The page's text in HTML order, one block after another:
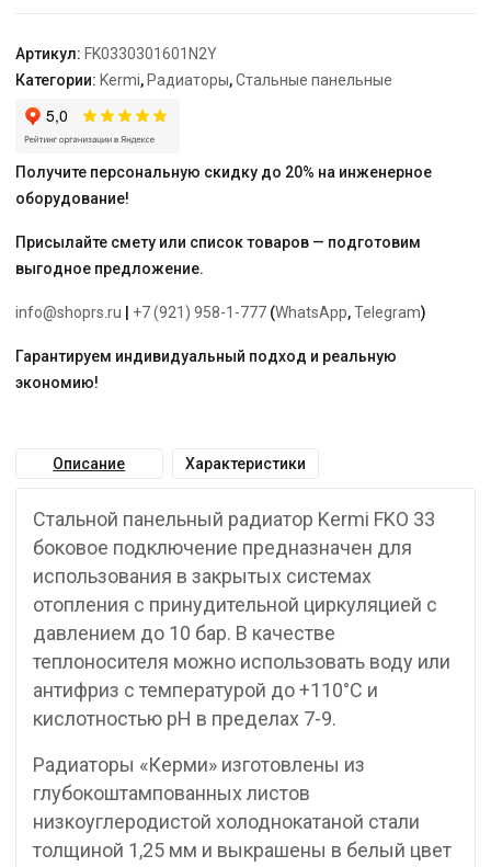
9016
(белый),
Kermi
Артикул: FK0330301601N2Y
Категории: Kermi, Радиаторы,Стальные панельные
Получите персональную скидку до 20% на инженерное
оборудование!
Присылайте смету или список товаров — подготовим
выгодное предложение.
info@shoprs.ru +7 (921) 958-1-777 (WhatsApp,Telegram)
Гарантируем индивидуальный подход и реальную
экономию!
Описание Характеристики
Стальной панельный радиатор Kermi FKO 33
боковое подключение предназначен для
использования в закрытых системах
отопления с принудительной циркуляцией с
давлением до 10 бар. В качестве
теплоносителя можно использовать воду или
антифриз с температурой до +110°C и
кислотностью pH в пределах 7-9.
Радиаторы «Керми» изготовлены из
глубокоштампованных листов
низкоуглеродистой холоднокатаной стали
толщиной 1,25 мм и выкрашены в белый цвет